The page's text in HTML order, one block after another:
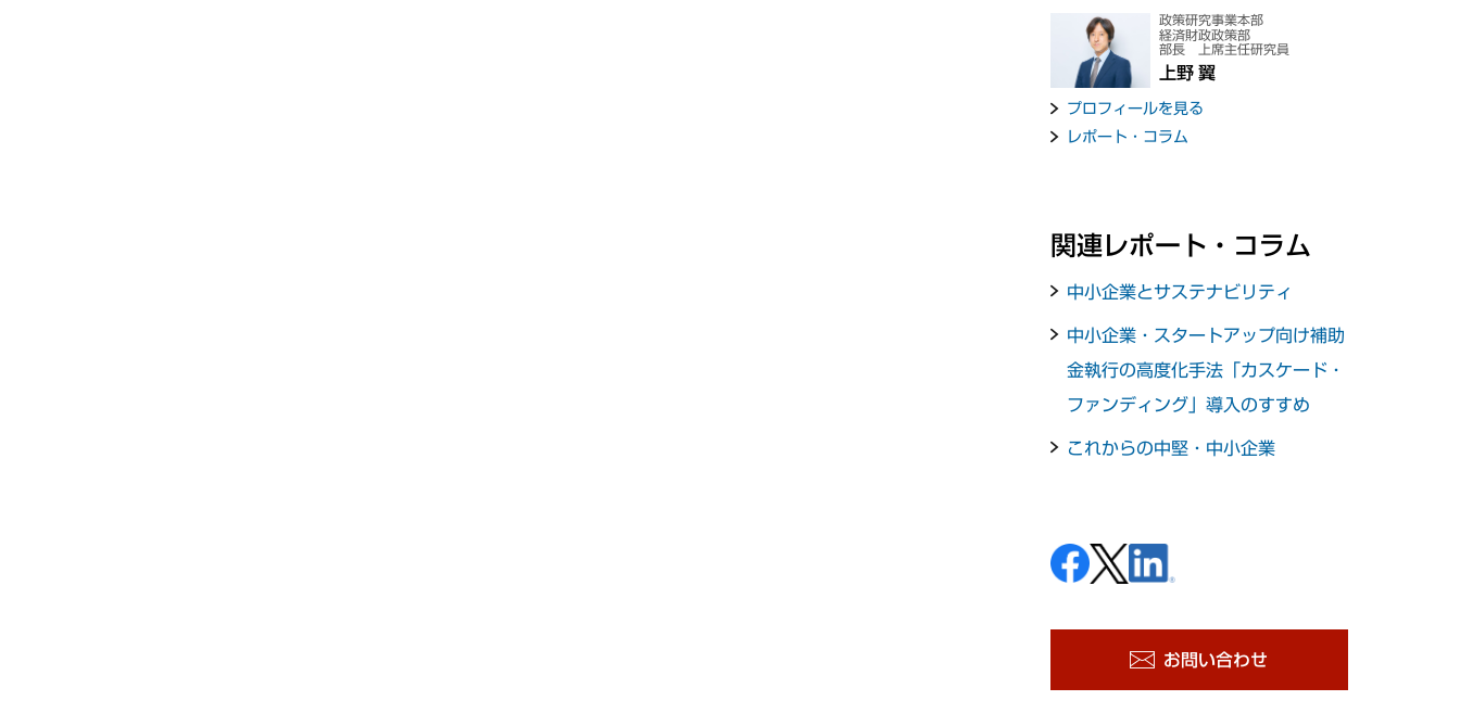
政策研究事業本部
経済財政政策部
部長 上席主任研究員
上野 翼
プロフィールを見る
レポート・コラム
関連レポート・コラム
中小企業とサステナビリティ
中小企業・スタートアップ向け補助
金執行の高度化手法「カスケード・
ファンディング」導入のすすめ
これからの中堅・中小企業
お問い合わせ